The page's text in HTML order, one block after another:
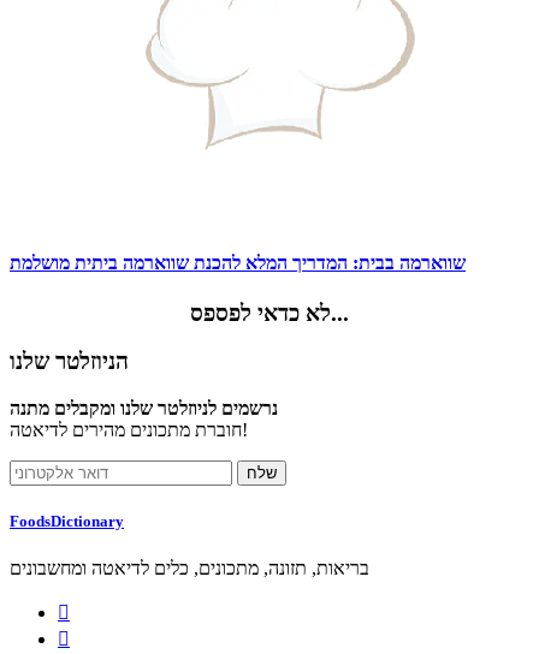
שווארמה בבית: המדריך המלא להכנת שווארמה ביתית מושלמת
לא כדאי לפספס...
הניוזלטר שלנו
נרשמים לניוזלטר שלנו ומקבלים מתנה
חוברת מתכונים מהירים לדיאטה!
FoodsDictionary
בריאות, תזונה, מתכונים, כלים לדיאטה ומחשבונים

